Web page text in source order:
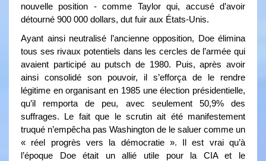
nouvelle position - comme Taylor qui, accusé d’avoir
détourné 900 000 dollars, dut fuir aux États-Unis.
Ayant ainsi neutralisé l’ancienne opposition, Doe élimina
tous ses rivaux potentiels dans les cercles de l’armée qui
avaient participé au putsch de 1980. Puis, après avoir
ainsi consolidé son pouvoir, il s’efforça de le rendre
légitime en organisant en 1985 une élection présidentielle,
qu’il remporta de peu, avec seulement 50,9% des
suffrages. Le fait que le scrutin ait été manifestement
truqué n’empêcha pas Washington de le saluer comme un
« réel progrès vers la démocratie ». Il est vrai qu’à
l’époque Doe était un allié utile pour la CIA et le